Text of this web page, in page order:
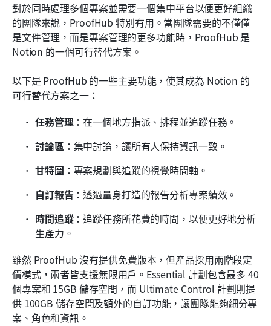
對於同時處理多個專案並需要一個集中平台以便更好組織
的團隊來說，ProofHub 特別有用。當團隊需要的不僅僅
是文件管理，而是專案管理的更多功能時，ProofHub 是
Notion 的一個可行替代方案。
以下是 ProofHub 的一些主要功能，使其成為 Notion 的
可行替代方案之一：
任務管理：在一個地方指派、排程並追蹤任務。
討論區： 集中討論，讓所有人保持資訊一致。
甘特圖： 專案規劃與追蹤的視覺時間軸。
自訂報告：透過量身打造的報告分析專案績效。
時間追蹤：追蹤任務所花費的時間，以便更好地分析
生產力。
雖然 ProofHub 沒有提供免費版本，但產品採用兩階段定
價模式，兩者皆支援無限用戶。Essential 計劃包含最多 40
個專案和 15GB 儲存空間，而 Ultimate Control 計劃則提
供 100GB 儲存空間及額外的自訂功能，讓團隊能夠細分專
案、角色和資訊。